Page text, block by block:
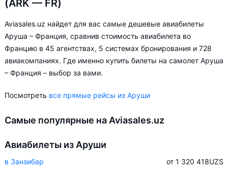
(ARK — FR)
Aviasales.uz найдет для вас самые дешевые авиабилеты
Аруша – Франция, сравнив стоимость авиабилета во
Францию в 45 агентствах, 5 системах бронирования и 728
авиакомпаниях. Где именно купить билеты на самолет Аруша
– Франция – выбор за вами.
Посмотреть все прямые рейсы из Аруши
Самые популярные на Aviasales.uz
Авиабилеты из Аруши
в Занзибар от 1 320 418UZS